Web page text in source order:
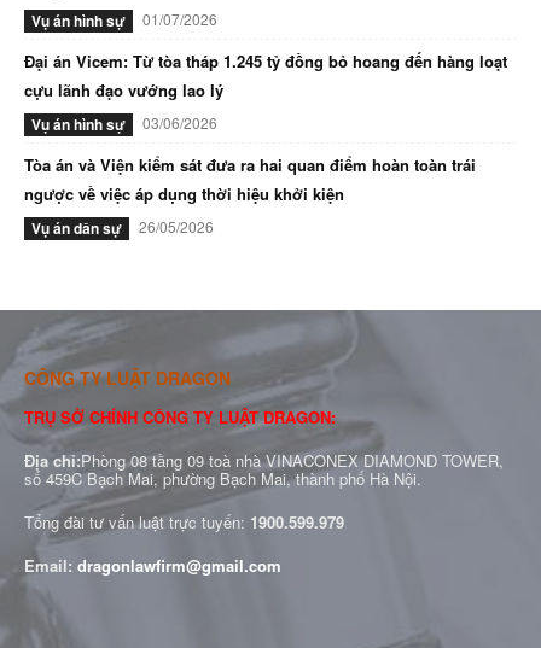
Vụ án hình sự 01/07/2026
Đại án Vicem: Từ tòa tháp 1.245 tỷ đồng bỏ hoang đến hàng loạt
cựu lãnh đạo vướng lao lý
Vụ án hình sự 03/06/2026
Tòa án và Viện kiểm sát đưa ra hai quan điểm hoàn toàn trái
ngược về việc áp dụng thời hiệu khởi kiện
Vụ án dân sự 26/05/2026
CÔNG TY LUẬT DRAGON
TRỤ SỞ CHÍNH CÔNG TY LUẬT DRAGON:
Địa chỉ:Phòng 08 tầng 09 toà nhà VINACONEX DIAMOND TOWER,
số 459C Bạch Mai, phường Bạch Mai, thành phố Hà Nội.
Tổng đài tư vấn luật trực tuyến: 1900.599.979
Email: dragonlawfirm@gmail.com